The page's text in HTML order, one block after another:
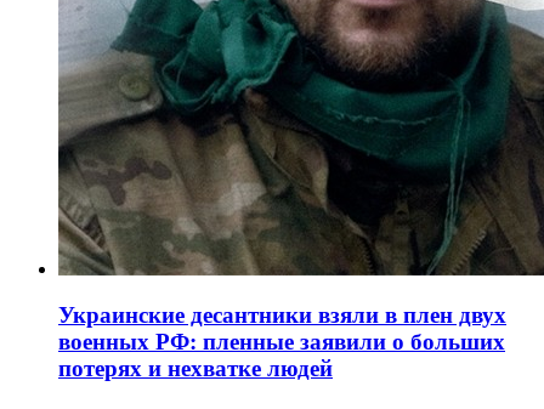
Украинские десантники взяли в плен двух
военных РФ: пленные заявили о больших
потерях и нехватке людей